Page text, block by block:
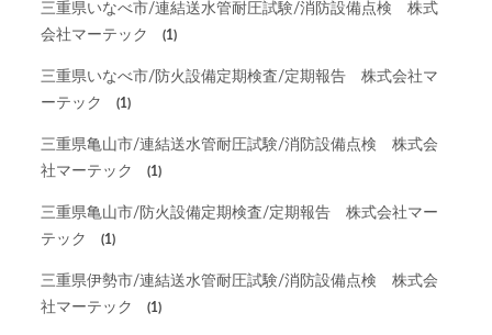
三重県いなべ市/連結送水管耐圧試験/消防設備点検 株式
会社マーテック
(1)
三重県いなべ市/防火設備定期検査/定期報告 株式会社マ
ーテック
(1)
三重県亀山市/連結送水管耐圧試験/消防設備点検 株式会
社マーテック
(1)
三重県亀山市/防火設備定期検査/定期報告 株式会社マー
テック
(1)
三重県伊勢市/連結送水管耐圧試験/消防設備点検 株式会
社マーテック
(1)